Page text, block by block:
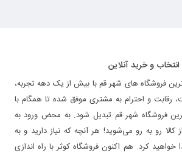
انتخاب و خرید آنلاین
فروشگاه های شهر قم با بیش از یک دهه تجربه،
رقابت و احترام به مشتری موفق شده تا همگام با
فروشگاه شهر قم تبدیل شود. به محض ورود به
رو به رو می‌شوید! هر آنچه که نیاز دارید و به
کرد. هم اکنون فروشگاه کوثر با راه اندازی